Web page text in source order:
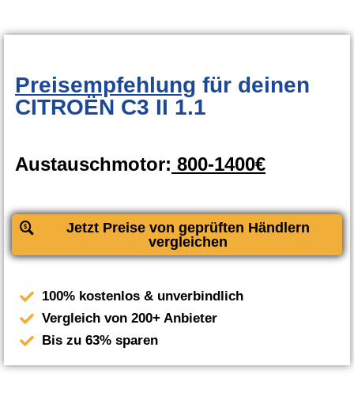
Preisempfehlung für deinen
CITROËN C3 II 1.1
Austauschmotor: 800-1400€
Jetzt Preise von geprüften Händlern
vergleichen
100% kostenlos & unverbindlich
Vergleich von 200+ Anbieter
Bis zu 63% sparen